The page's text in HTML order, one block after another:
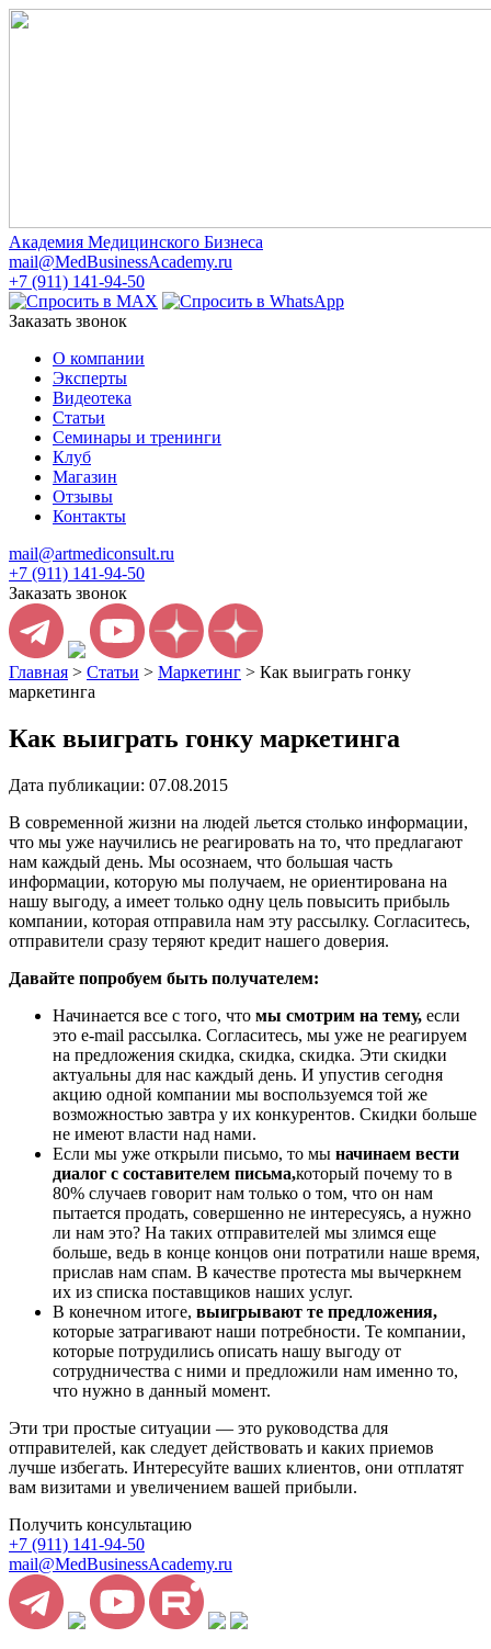
Академия Медицинского Бизнеса
mail@MedBusinessAcademy.ru
+7 (911) 141-94-50
Заказать звонок
О компании
Эксперты
Видеотека
Статьи
Семинары и тренинги
Клуб
Магазин
Отзывы
Контакты
mail@artmediconsult.ru
+7 (911) 141-94-50
Заказать звонок
Главная > Статьи > Маркетинг > Как выиграть гонку
маркетинга
Как выиграть гонку маркетинга
Дата публикации: 07.08.2015
В современной жизни на людей льется столько информации,
что мы уже научились не реагировать на то, что предлагают
нам каждый день. Мы осознаем, что большая часть
информации, которую мы получаем, не ориентирована на
нашу выгоду, а имеет только одну цель повысить прибыль
компании, которая отправила нам эту рассылку. Согласитесь,
отправители сразу теряют кредит нашего доверия.
Давайте попробуем быть получателем:
Начинается все с того, что мы смотрим на тему, если
это e-mail рассылка. Согласитесь, мы уже не реагируем
на предложения скидка, скидка, скидка. Эти скидки
актуальны для нас каждый день. И упустив сегодня
акцию одной компании мы воспользуемся той же
возможностью завтра у их конкурентов. Скидки больше
не имеют власти над нами.
Если мы уже открыли письмо, то мы начинаем вести
диалог с составителем письма,который почему то в
80% случаев говорит нам только о том, что он нам
пытается продать, совершенно не интересуясь, а нужно
ли нам это? На таких отправителей мы злимся еще
больше, ведь в конце концов они потратили наше время,
прислав нам спам. В качестве протеста мы вычеркнем
их из списка поставщиков наших услуг.
В конечном итоге, выигрывают те предложения,
которые затрагивают наши потребности. Те компании,
которые потрудились описать нашу выгоду от
сотрудничества с ними и предложили нам именно то,
что нужно в данный момент.
Эти три простые ситуации — это руководства для
отправителей, как следует действовать и каких приемов
лучше избегать. Интересуйте ваших клиентов, они отплатят
вам визитами и увеличением вашей прибыли.
Получить консультацию
+7 (911) 141-94-50
mail@MedBusinessAcademy.ru